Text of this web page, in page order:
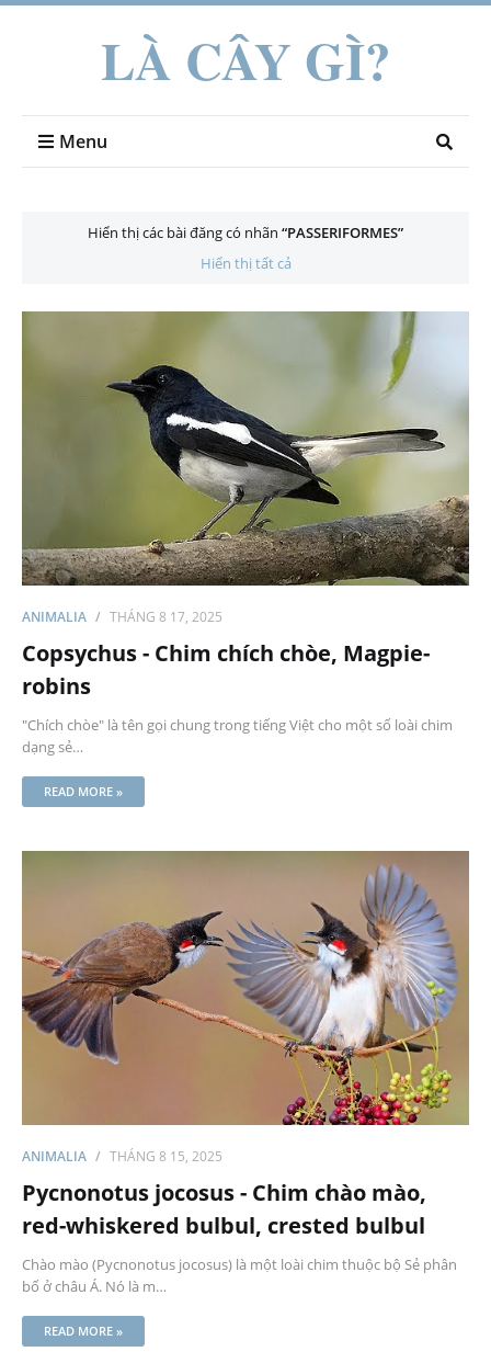
LÀ CÂY GÌ?
Menu
Hiển thị các bài đăng có nhãn PASSERIFORMES
Hiển thị tất cả
ANIMALIA THÁNG 8 17, 2025
Copsychus - Chim chích chòe, Magpie-
robins
"Chích chòe" là tên gọi chung trong tiếng Việt cho một số loài chim
dạng sẻ…
READ MORE »
ANIMALIA THÁNG 8 15, 2025
Pycnonotus jocosus - Chim chào mào,
red-whiskered bulbul, crested bulbul
Chào mào (Pycnonotus jocosus) là một loài chim thuộc bộ Sẻ phân
bố ở châu Á. Nó là m…
READ MORE »